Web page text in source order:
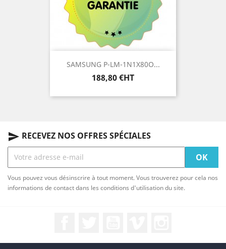
SAMSUNG P-LM-1N1X80O...
Prix
188,80 €HT
send RECEVEZ NOS OFFRES SPÉCIALES
Vous pouvez vous désinscrire à tout moment. Vous trouverez pour cela nos
informations de contact dans les conditions d'utilisation du site.